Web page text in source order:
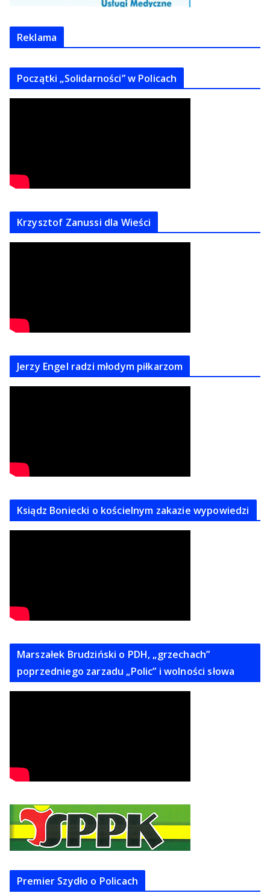
Reklama
Początki „Solidarności” w Policach
Krzysztof Zanussi dla Wieści
Jerzy Engel radzi młodym piłkarzom
Ksiądz Boniecki o kościelnym zakazie wypowiedzi
Marszałek Brudziński o PDH, „grzechach”
poprzedniego zarzadu „Polic” i wolności słowa
Premier Szydło o Policach